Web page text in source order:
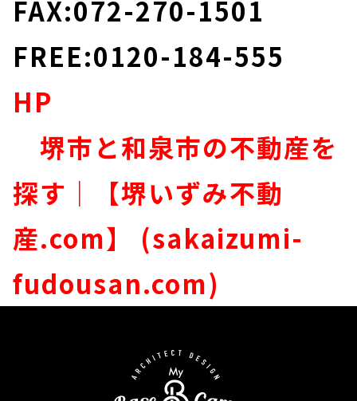
FAX:072-270-1501
FREE:0120-184-555
HP
堺市と和泉市の不動産を
探す｜【堺いずみ不動
産.com】 (sakaizumi-
fudousan.com)